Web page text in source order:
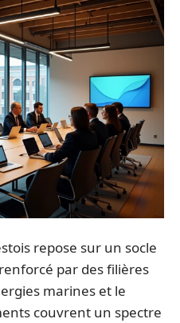
repose sur un socle
par des filières
marines et le
couvrent un spectre